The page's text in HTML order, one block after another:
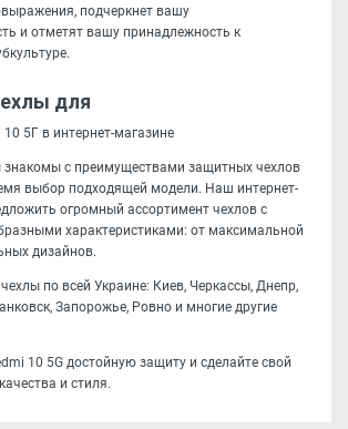
подчеркнет вашу
и отметят вашу принадлежность к
для
5Г в интернет-магазине
знакомы с преимуществами защитных чехлов
выбор подходящей модели. Наш интернет-
огромный ассортимент чехлов с
характеристиками: от максимальной
дизайнов.
по всей Украине: Киев, Черкассы, Днепр,
Запорожье, Ровно и многие другие
10 5G достойную защиту и сделайте свой
и стиля.